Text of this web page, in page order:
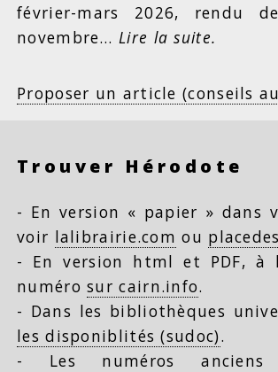
février-mars 2026, rendu
novembre…Lire la suite.
Proposer un article (conseils
Trouver Hérodote
- En version « papier » dans
voir lalibrairie.com ou
- En version html et PDF, à
numérosur cairn.info.
- Dans les bibliothèques
les disponiblités (sudoc).
- Les numéros